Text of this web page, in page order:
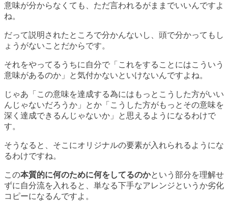
意味が分からなくても、ただ言われるがままでいいんですよ
ね。
だって説明されたところで分かんないし、頭で分かってもし
ょうがないことだからです。
それをやってるうちに自分で「これをすることにはこういう
意味があるのか」と気付かないといけないんですよね。
じゃあ「この意味を達成する為にはもっとこうした方がいい
んじゃないだろうか」とか「こうした方がもっとその意味を
深く達成できるんじゃないか」と思えるようになるわけで
す。
そうなると、そこにオリジナルの要素が入れられるようにな
るわけですね。
この本質的に何のために何をしてるのかという部分を理解せ
ずに自分流を入れると、単なる下手なアレンジというか劣化
コピーになるんですよ。